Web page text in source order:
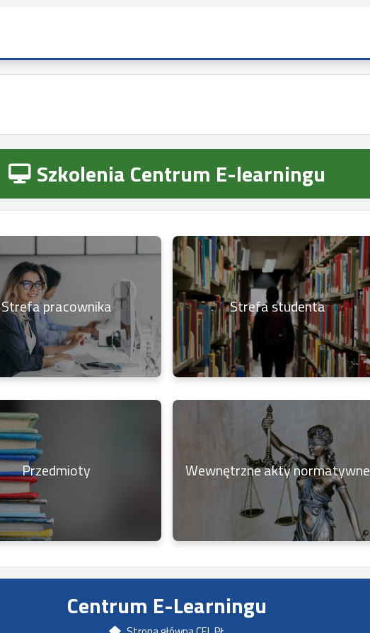
Szkolenia Centrum E-learningu
Strefa pracownika Strefa studenta
Przedmioty Wewnętrzne akty normatywne
Centrum E-Learningu